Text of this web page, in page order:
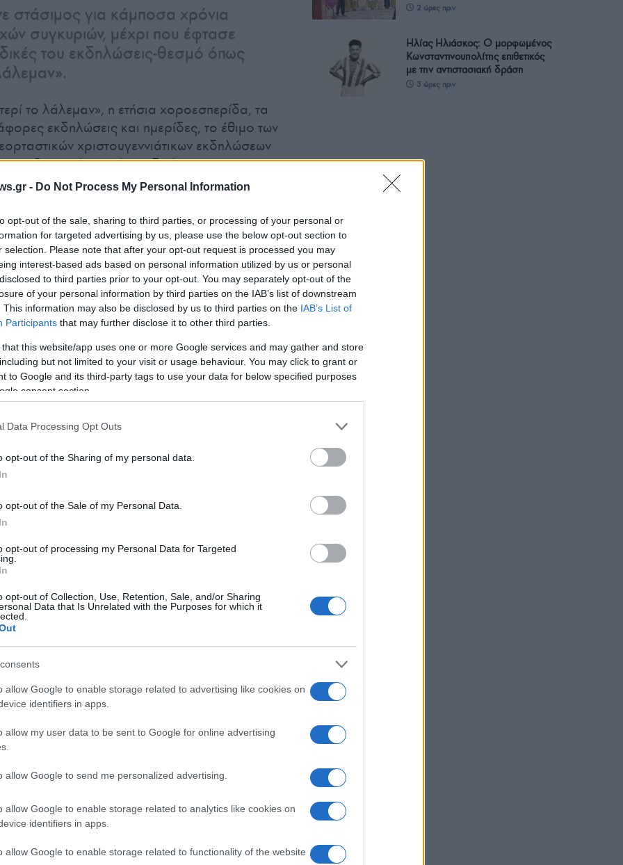
- Do Not Process My Personal Information
opt-out of the sale, sharing to third parties, or processing of your personal or
for targeted advertising by us, please use the below opt-out section to
selection. Please note that after your opt-out request is processed you may
interest-based ads based on personal information utilized by us or personal
to third parties prior to your opt-out. You may separately opt-out of the
of your personal information by third parties on the IAB’s list of downstream
This information may also be disclosed by us to third parties on the IAB’s List of
Participants that may further disclose it to other third parties.
that this website/app uses one or more Google services and may gather and store
but not limited to your visit or usage behaviour. You may click to grant or
to Google and its third-party tags to use your data for below specified purposes
consent section.
Data Processing Opt Outs
opt-out of the Sharing of my personal data.
opt-out of the Sale of my Personal Data.
opt-out of processing my Personal Data for Targeted
opt-out of Collection, Use, Retention, Sale, and/or Sharing
Data that Is Unrelated with the Purposes for which it
allow Google to enable storage related to advertising like cookies on
identifiers in apps.
allow my user data to be sent to Google for online advertising
allow Google to send me personalized advertising.
allow Google to enable storage related to analytics like cookies on
identifiers in apps.
allow Google to enable storage related to functionality of the website
στάσιμος για κάμποσα χρόνια
συγκυριών, μέχρι που έφτασε
του εκδηλώσεις-θεσμό όπως
το λάλεμαν», η ετήσια χοροεσπερίδα, τα
εκδηλώσεις και ημερίδες, το έθιμο των
χριστουγεννιάτικων εκδηλώσεων
καθιερωμένες ετήσιες δράσεις του
Ένωσης Ποντίων Περιστερίου
ο πρόεδρος του συλλόγου Θανάσης
θέση να καλωσορίζουμε κάθε βδομάδα
[…] εδώ μέσα πλέον δεν μπορούν να
είναι να μας παραχωρηθεί μια
Ως εκ τούτου, απευθύνει έκκληση στο
Πόντιο δήμαρχο Ανδρέα Παχατουρίδη–
δηλαδή η ένωση δική της στέγη.
(επί της λεωφόρου Θηβών) βρίσκεται η
να έχει και τα αρνητικά του, όπως
χορευτές: η ηχορύπανση, λόγω των
έντονη.
2 ώρες πριν
Ηλίας Ηλιάσκος: Ο μορφωμένος
Κωνσταντινουπολίτης επιθετικός
με την αντιστασιακή δράση
3 ώρες πριν